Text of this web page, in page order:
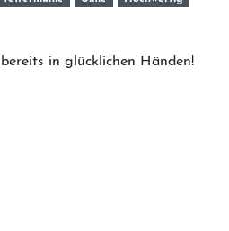
in glücklichen Händen!